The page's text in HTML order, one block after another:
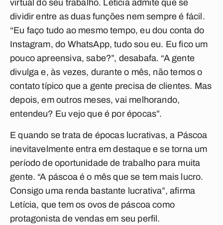
virtual do seu trabalho. Letícia admite que se
dividir entre as duas funções nem sempre é fácil.
“Eu faço tudo ao mesmo tempo, eu dou conta do
Instagram, do WhatsApp, tudo sou eu. Eu fico um
pouco apreensiva, sabe?”, desabafa. “A gente
divulga e, às vezes, durante o mês, não temos o
contato típico que a gente precisa de clientes. Mas
depois, em outros meses, vai melhorando,
entendeu? Eu vejo que é por épocas”.
E quando se trata de épocas lucrativas, a Páscoa
inevitavelmente entra em destaque e se torna um
período de oportunidade de trabalho para muita
gente. “A páscoa é o mês que se tem mais lucro.
Consigo uma renda bastante lucrativa”, afirma
Letícia, que tem os ovos de páscoa como
protagonista de vendas em seu perfil.